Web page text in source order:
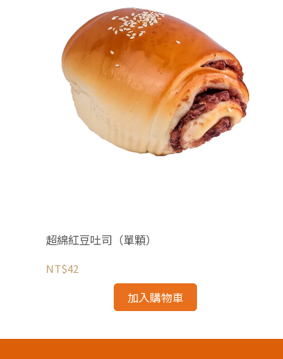
超綿紅豆吐司（單顆）
NT$42
加入購物車